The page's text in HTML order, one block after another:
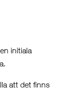
initiala
att det finns